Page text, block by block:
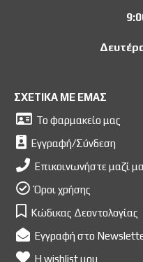
ΣΧΕΤΙΚΑ ΜΕ ΕΜΑΣ
Το φαρμακείο μας
Εγγραφή/Σύνδεση
Επικοινωνήστε μαζί
Όροι χρήσης
Κώδικας Δεοντολογίας
Εγγραφή στο
Η wishlist μου